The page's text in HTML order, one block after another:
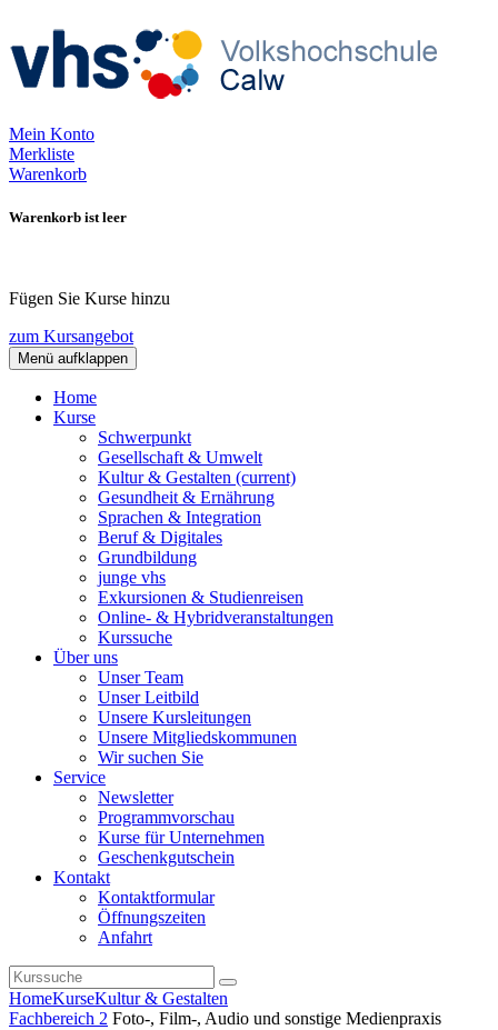
Mein Konto
Merkliste
Warenkorb
Warenkorb ist leer
Fügen Sie Kurse hinzu
zum Kursangebot
Menü aufklappen
Home
Kurse
Schwerpunkt
Gesellschaft & Umwelt
Kultur & Gestalten (current)
Gesundheit & Ernährung
Sprachen & Integration
Beruf & Digitales
Grundbildung
junge vhs
Exkursionen & Studienreisen
Online- & Hybridveranstaltungen
Kurssuche
Über uns
Unser Team
Unser Leitbild
Unsere Kursleitungen
Unsere Mitgliedskommunen
Wir suchen Sie
Service
Newsletter
Programmvorschau
Kurse für Unternehmen
Geschenkgutschein
Kontakt
Kontaktformular
Öffnungszeiten
Anfahrt
HomeKurseKultur & Gestalten
Fachbereich 2 Foto-, Film-, Audio und sonstige Medienpraxis